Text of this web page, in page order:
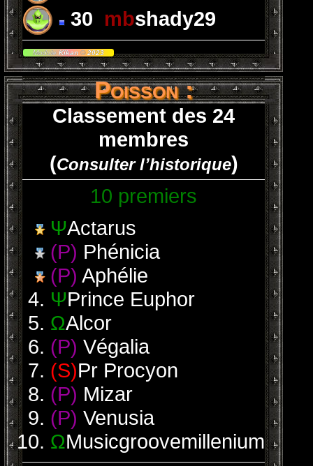
30 mbshady29
Module Kikan ©2023
Poisson :
Classement des 24
membres
(Consulter l’historique)
10 premiers
ΨActarus
(P) Phénicia
(P) Aphélie
ΨPrince Euphor
ΩAlcor
(P) Végalia
(S)Pr Procyon
(P) Mizar
(P) Venusia
ΩMusicgroovemillenium